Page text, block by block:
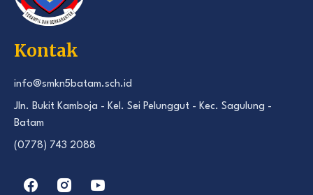
Kontak
info@smkn5batam.sch.id
Jln. Bukit Kamboja - Kel. Sei Pelunggut - Kec. Sagulung -
Batam
(0778) 743 2088